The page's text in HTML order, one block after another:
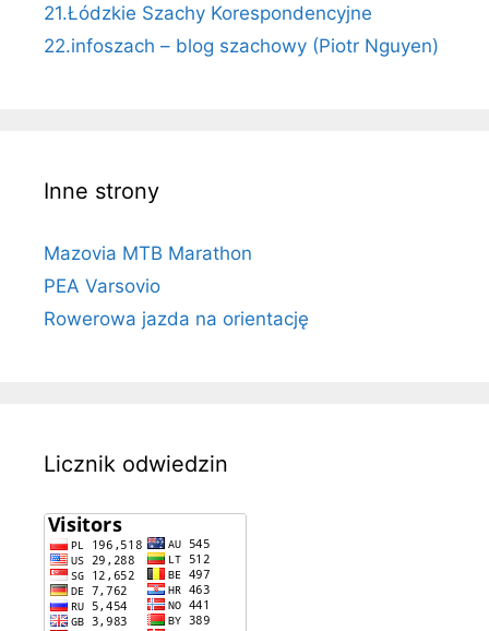
21.Łódzkie Szachy Korespondencyjne
22.infoszach – blog szachowy (Piotr Nguyen)
Inne strony
Mazovia MTB Marathon
PEA Varsovio
Rowerowa jazda na orientację
Licznik odwiedzin